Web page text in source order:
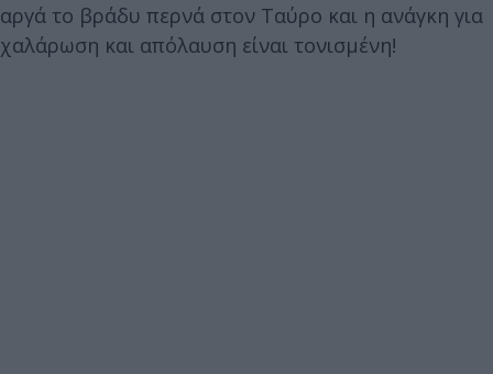
αργά το βράδυ περνά στον Ταύρο και η ανάγκη για
χαλάρωση και απόλαυση είναι τονισμένη!